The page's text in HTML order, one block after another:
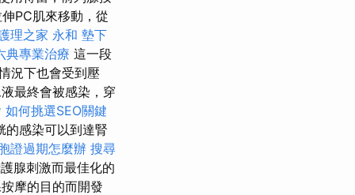
PC肌來移動，從
理之家 永和 墊下
典專業治療 這一段
況下也會受到壓
最終會被感染，穿
如何挑選SEO關鍵
感染可以到達腎
證過期怎麼辦 搜尋
腺刺激而最佳化的
摩的目的而開發